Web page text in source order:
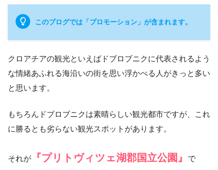
このブログでは「プロモーション」が含まれます。
クロアチアの観光といえばドブロブニクに代表されるよう
な情緒あふれる海沿いの街を思い浮かべる人がきっと多い
と思います。
もちろんドブロブニクは素晴らしい観光都市ですが、これ
に勝るとも劣らない観光スポットがあります。
それが 『プリトヴィツェ湖郡国立公園』
で